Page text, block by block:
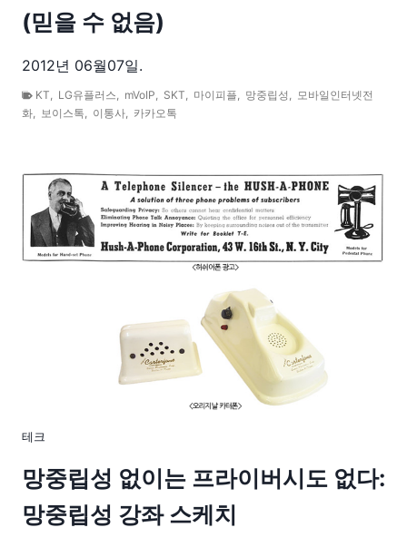
(믿을 수 없음)
2012년 06월07일.
KT LG유플러스 mVoIP SKT 마이피플 망중립성
모바일인터넷전
화
보이스톡 이통사 카카오톡
테크
망중립성 없이는 프라이버시도 없다:
망중립성 강좌 스케치